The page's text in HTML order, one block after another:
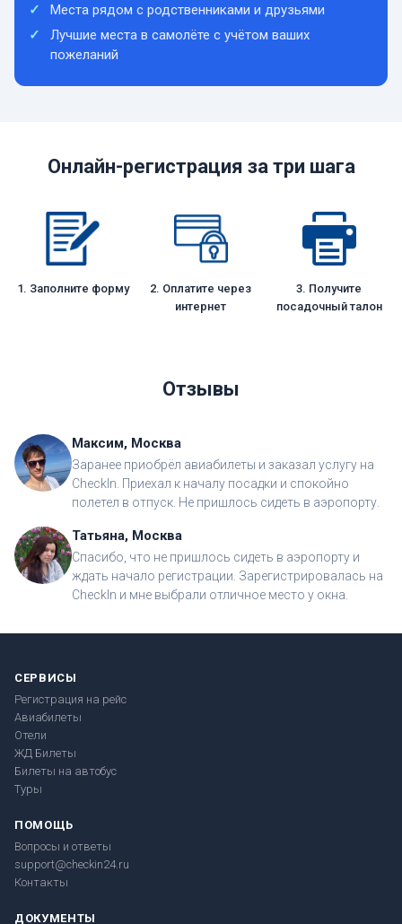
Места рядом с родственниками и друзьями
Лучшие места в самолёте с учётом ваших
пожеланий
Онлайн-регистрация за три шага
1. Заполните форму
2. Оплатите через
интернет
3. Получите
посадочный талон
Отзывы
Максим, Москва
Заранее приобрёл авиабилеты и заказал услугу на
CheckIn. Приехал к началу посадки и спокойно
полетел в отпуск. Не пришлось сидеть в аэропорту.
Татьяна, Москва
Спасибо, что не пришлось сидеть в аэропорту и
ждать начало регистрации. Зарегистрировалась на
CheckIn и мне выбрали отличное место у окна.
СЕРВИСЫ
Регистрация на рейс
Авиабилеты
Отели
ЖД Билеты
Билеты на автобус
Туры
ПОМОЩЬ
Вопросы и ответы
support@checkin24.ru
Контакты
ДОКУМЕНТЫ